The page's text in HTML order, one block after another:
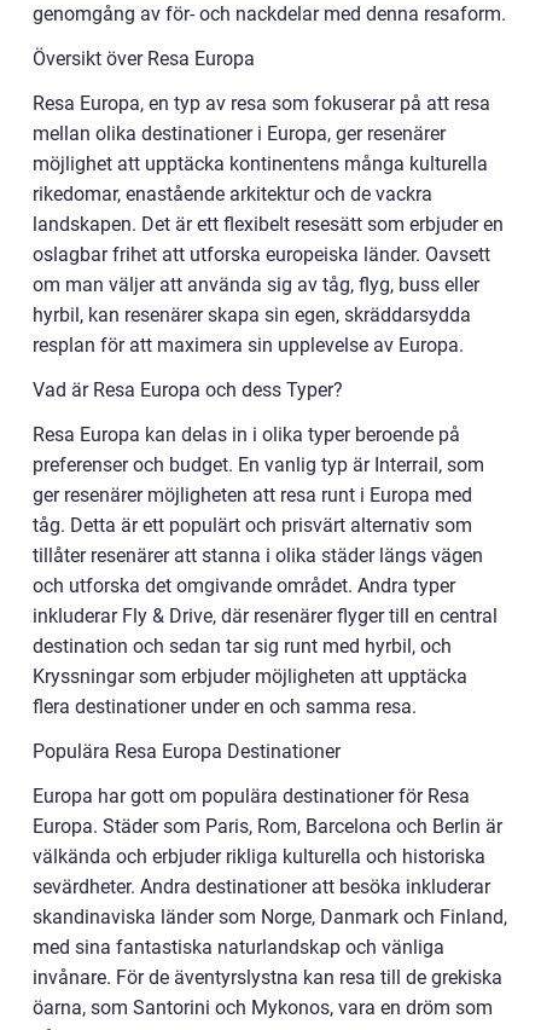
genomgång av för- och nackdelar med denna resaform.
Översikt över Resa Europa
Resa Europa, en typ av resa som fokuserar på att resa
mellan olika destinationer i Europa, ger resenärer
möjlighet att upptäcka kontinentens många kulturella
rikedomar, enastående arkitektur och de vackra
landskapen. Det är ett flexibelt resesätt som erbjuder en
oslagbar frihet att utforska europeiska länder. Oavsett
om man väljer att använda sig av tåg, flyg, buss eller
hyrbil, kan resenärer skapa sin egen, skräddarsydda
resplan för att maximera sin upplevelse av Europa.
Vad är Resa Europa och dess Typer?
Resa Europa kan delas in i olika typer beroende på
preferenser och budget. En vanlig typ är Interrail, som
ger resenärer möjligheten att resa runt i Europa med
tåg. Detta är ett populärt och prisvärt alternativ som
tillåter resenärer att stanna i olika städer längs vägen
och utforska det omgivande området. Andra typer
inkluderar Fly & Drive, där resenärer flyger till en central
destination och sedan tar sig runt med hyrbil, och
Kryssningar som erbjuder möjligheten att upptäcka
flera destinationer under en och samma resa.
Populära Resa Europa Destinationer
Europa har gott om populära destinationer för Resa
Europa. Städer som Paris, Rom, Barcelona och Berlin är
välkända och erbjuder rikliga kulturella och historiska
sevärdheter. Andra destinationer att besöka inkluderar
skandinaviska länder som Norge, Danmark och Finland,
med sina fantastiska naturlandskap och vänliga
invånare. För de äventyrslystna kan resa till de grekiska
öarna, som Santorini och Mykonos, vara en dröm som